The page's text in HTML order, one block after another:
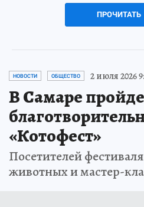
ПРОЧИТАТЬ
НОВОСТИ ОБЩЕСТВО 2 июля 2026
В Самаре
«Котофест»
Посетителей
животных и мастер-